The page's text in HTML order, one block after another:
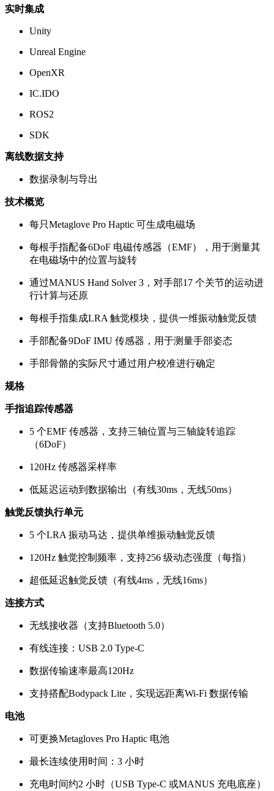
实时集成
Unity
Unreal Engine
OpenXR
IC.IDO
ROS2
SDK
离线数据支持
数据录制与导出
技术概览
每只Metaglove Pro Haptic 可生成电磁场
每根手指配备6DoF 电磁传感器（EMF），用于测量其
在电磁场中的位置与旋转
通过MANUS Hand Solver 3，对手部17 个关节的运动进
行计算与还原
每根手指集成LRA 触觉模块，提供一维振动触觉反馈
手部配备9DoF IMU 传感器，用于测量手部姿态
手部骨骼的实际尺寸通过用户校准进行确定
规格
手指追踪传感器
5 个EMF 传感器，支持三轴位置与三轴旋转追踪
（6DoF）
120Hz 传感器采样率
低延迟运动到数据输出（有线30ms，无线50ms）
触觉反馈执行单元
5 个LRA 振动马达，提供单维振动触觉反馈
120Hz 触觉控制频率，支持256 级动态强度（每指）
超低延迟触觉反馈（有线4ms，无线16ms）
连接方式
无线接收器（支持Bluetooth 5.0）
有线连接：USB 2.0 Type-C
数据传输速率最高120Hz
支持搭配Bodypack Lite，实现远距离Wi-Fi 数据传输
电池
可更换Metagloves Pro Haptic 电池
最长连续使用时间：3 小时
充电时间约2 小时（USB Type-C 或MANUS 充电底座）